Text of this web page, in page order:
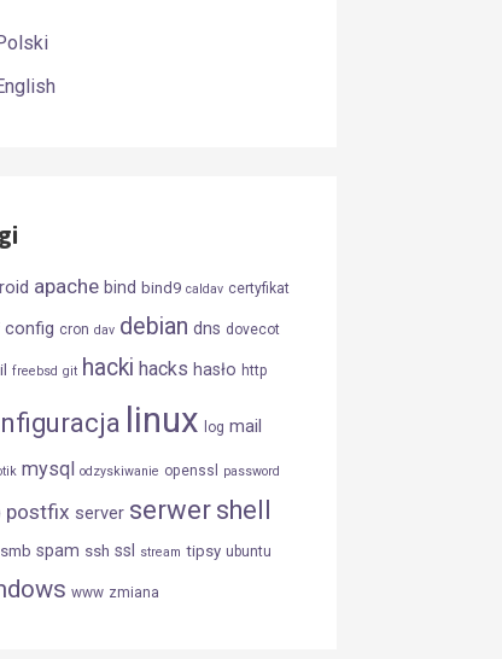
apache bind bind9 caldav certyfikat
config cron dav debian dns dovecot
freebsd git hacki hacks hasło http
linux log mail
mysql odzyskiwanie openssl password
postfix server serwer shell
smb spam ssh ssl stream tipsy ubuntu
www zmiana